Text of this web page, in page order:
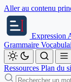
Aller au contenu
Expression
Grammaire
Ressources Plan du